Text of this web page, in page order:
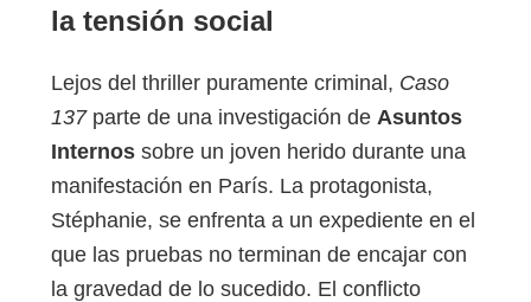
la tensión social
Lejos del thriller puramente criminal, Caso
137parte de una investigación de Asuntos
Internos sobre un joven herido durante una
manifestación en París. La protagonista,
Stéphanie, se enfrenta a un expediente en el
que las pruebas no terminan de encajar con
la gravedad de lo sucedido. El conflicto